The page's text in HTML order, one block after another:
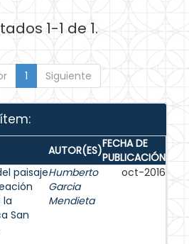
1-1 de 1.
1 Siguiente
AUTOR(ES)FECHA DE
PUBLICACIÓN
paisaje
la
San
Humberto
Garcia
Mendieta
oct-2016